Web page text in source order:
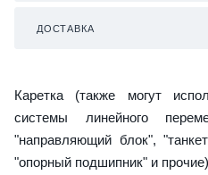
ДОСТАВКА
Каретка (также могут
системы линейного
"направляющий блок",
"опорный подшипник" и прочие)